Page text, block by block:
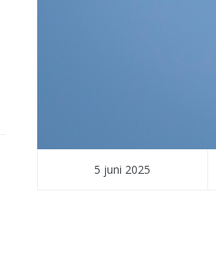
5 juni 2025